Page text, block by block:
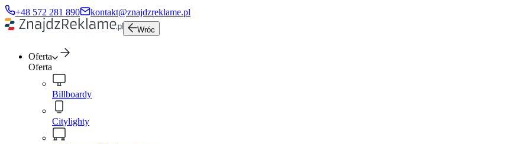
+48 572 281 890 kontakt@znajdzreklame.pl
Wróc
Oferta
Oferta
Billboardy
Citylighty